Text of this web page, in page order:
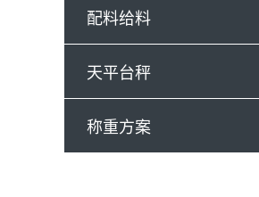
配料给料
天平台秤
称重方案